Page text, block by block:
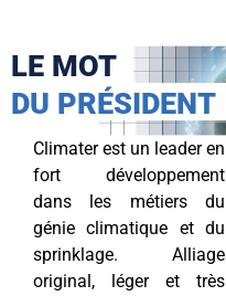
LE MOT
DU PRÉSIDENT
Climater est un leader en
fort développement
dans les métiers du
génie climatique et du
sprinklage. Alliage
original, léger et très